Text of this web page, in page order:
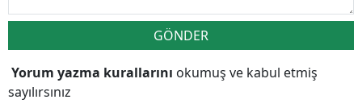
GÖNDER
Yorum yazma kurallarını okumuş ve kabul etmiş
sayılırsınız